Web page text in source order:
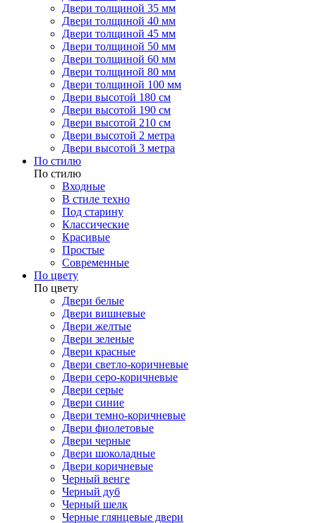
Двери толщиной 35 мм
Двери толщиной 40 мм
Двери толщиной 45 мм
Двери толщиной 50 мм
Двери толщиной 60 мм
Двери толщиной 80 мм
Двери толщиной 100 мм
Двери высотой 180 см
Двери высотой 190 см
Двери высотой 210 см
Двери высотой 2 метра
Двери высотой 3 метра
По стилю
По стилю
Входные
В стиле техно
Под старину
Классические
Красивые
Простые
Современные
По цвету
По цвету
Двери белые
Двери вишневые
Двери желтые
Двери зеленые
Двери красные
Двери светло-коричневые
Двери серо-коричневые
Двери серые
Двери синие
Двери темно-коричневые
Двери фиолетовые
Двери черные
Двери шоколадные
Двери коричневые
Черный венге
Черный дуб
Черный шелк
Черные глянцевые двери